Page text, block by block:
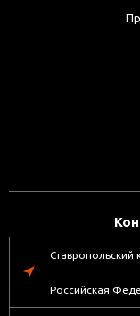
Ставропольский
Российская